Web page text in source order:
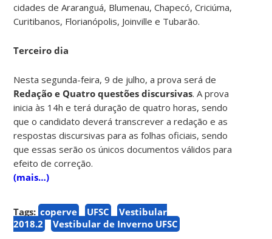
cidades de Araranguá, Blumenau, Chapecó, Criciúma,
Curitibanos, Florianópolis, Joinville e Tubarão.
Terceiro dia
Nesta segunda-feira, 9 de julho, a prova será de
Redação e Quatro questões discursivas. A prova
inicia às 14h e terá duração de quatro horas, sendo
que o candidato deverá transcrever a redação e as
respostas discursivas para as folhas oficiais, sendo
que essas serão os únicos documentos válidos para
efeito de correção.
(mais…)
Tags: coperve UFSC
Vestibular
2018.2
Vestibular de Inverno UFSC